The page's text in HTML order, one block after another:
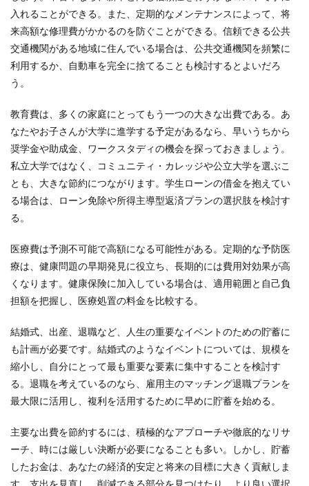
入れることができる。また、定期的なメンテナンスによって、将
来高額な修理費がかかるのを防ぐことができる。信頼できる公共
交通機関がある地域に住んでいる場合は、公共交通機関を頻繁に
利用するか、自動車を完全に捨てることも検討するとよいだろ
う。
教育費は、多くの家庭にとってもう一つの大きな出費である。あ
なたやお子さんが大学に進学する予定があるなら、早いうちから
奨学金や助成金、ワークスタディの機会を探っておきましょう。
私立大学ではなく、コミュニティ・カレッジや公立大学を選ぶこ
とも、大きな節約につながります。学生ローンの借金を抱えてい
る場合は、ローン免除や所得主導型返済プランの選択肢を検討す
る。
医療費は予測不可能で高額になる可能性がある。定期的な予防医
療は、健康問題の早期発見に役立ち、長期的には費用対効果が高
くなります。健康保険に加入している場合は、適用範囲と自己負
担額を把握し、医療処置の料金を比較する。
結婚式、出産、退職など、人生の重要なイベントのための貯蓄に
も計画が必要です。結婚式のようなイベントについては、規模を
縮小し、自分にとって最も重要な要素に集中することを検討す
る。退職を考えているのなら、雇用主のマッチング退職プランを
最大限に活用し、複利を活用するために早めに貯蓄を始める。
主要な出費を節約するには、積極的なアプローチや徹底的なリサ
ーチ、時には厳しい決断が必要になることも多い。しかし、貯蓄
したお金は、あなたの経済的安定と将来の目標に大きく貢献しま
す。支出を見直し、削減できる部分を見つけたり、より良い選択